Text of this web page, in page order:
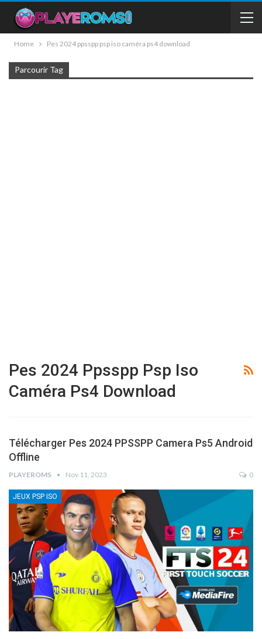
Home Pes 2024 ppsspp psp iso caméra ps4 download
Parcourir Tag
Pes 2024 Ppsspp Psp Iso
Caméra Ps4 Download
Télécharger Pes 2024 PPSSPP Camera Ps5 Android
Offline
PLAYEROMS Nov 11, 2023 0
JEUX PSP ISO